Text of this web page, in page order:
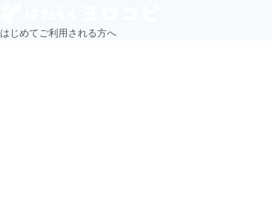
はじめてご利用される方へ